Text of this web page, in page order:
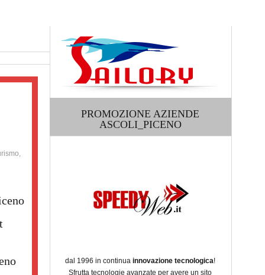
PROMOZIONE AZIENDE
ASCOLI_PICENO
dal 1996 in continua innovazione tecnologica!
Sfrutta tecnologie avanzate per avere un sito